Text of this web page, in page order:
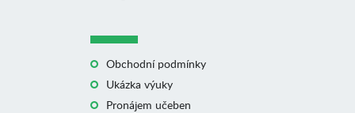
Obchodní podmínky
Ukázka výuky
Pronájem učeben